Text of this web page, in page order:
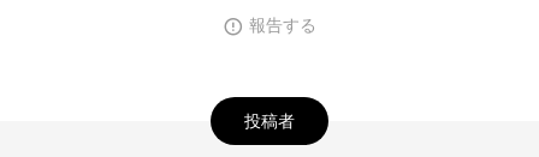
報告する
投稿者